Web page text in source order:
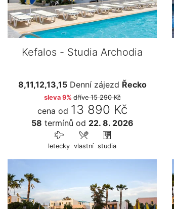
Kefalos - Studia Archodia
8,11,12,13,15Denní zájezd Řecko
sleva 9% dříve15 290 Kč
cena od 13 890 Kč
58 termínů od 22. 8. 2026
letecky vlastní studia